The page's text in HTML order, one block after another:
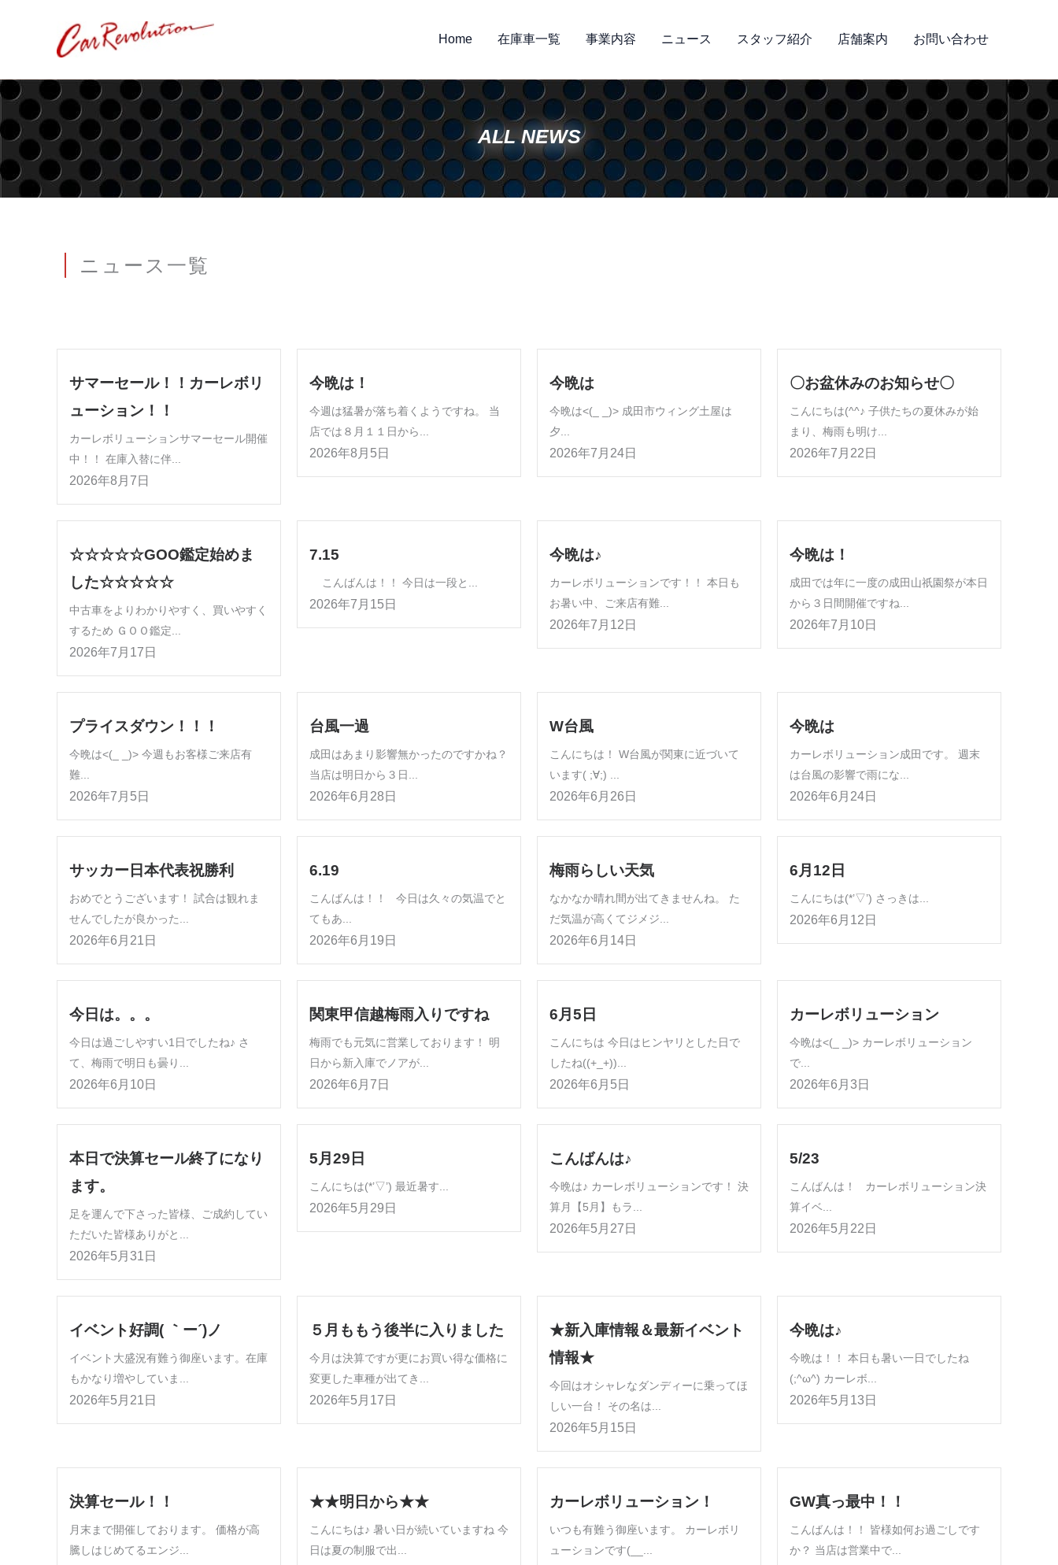
ス
キ
ッ
Home 在庫車一覧 事業内容 ニュース スタッフ紹介 店舗案内 お問い合わせ
ALL NEWS
ニュース一覧
サマーセール！！カーレボリ
ューション！！
カーレボリューションサマーセール開催
中！！ 在庫入替に伴...
2026年8月7日
今晩は！
今週は猛暑が落ち着くようですね。 当
店では８月１１日から...
2026年8月5日
今晩は
今晩は<(_ _)> 成田市ウィング土屋は
夕...
2026年7月24日
〇お盆休みのお知らせ〇
こんにちは(^^♪ 子供たちの夏休みが始
まり、梅雨も明け...
2026年7月22日
☆☆☆☆☆GOO鑑定始めま
した☆☆☆☆☆
中古車をよりわかりやすく、買いやすく
するため ＧＯＯ鑑定...
2026年7月17日
7.15
こんばんは！！ 今日は一段と...
2026年7月15日
今晩は♪
カーレボリューションです！！ 本日も
お暑い中、ご来店有難...
2026年7月12日
今晩は！
成田では年に一度の成田山祇園祭が本日
から３日間開催ですね...
2026年7月10日
プライスダウン！！！
今晩は<(_ _)> 今週もお客様ご来店有
難...
2026年7月5日
台風一過
成田はあまり影響無かったのですかね？
当店は明日から３日...
2026年6月28日
W台風
こんにちは！ W台風が関東に近づいて
います( ;∀;) ...
2026年6月26日
今晩は
カーレボリューション成田です。 週末
は台風の影響で雨にな...
2026年6月24日
サッカー日本代表祝勝利
おめでとうございます！ 試合は観れま
せんでしたが良かった...
2026年6月21日
6.19
こんばんは！！ 今日は久々の気温でと
てもあ...
2026年6月19日
梅雨らしい天気
なかなか晴れ間が出てきませんね。 た
だ気温が高くてジメジ...
2026年6月14日
6月12日
こんにちは(*’▽’) さっきは...
2026年6月12日
今日は。。。
今日は過ごしやすい1日でしたね♪ さ
て、梅雨で明日も曇り...
2026年6月10日
関東甲信越梅雨入りですね
梅雨でも元気に営業しております！ 明
日から新入庫でノアが...
2026年6月7日
6月5日
こんにちは 今日はヒンヤリとした日で
したね((+_+))...
2026年6月5日
カーレボリューション
今晩は<(_ _)> カーレボリューション
で...
2026年6月3日
本日で決算セール終了になり
ます。
足を運んで下さった皆様、ご成約してい
ただいた皆様ありがと...
2026年5月31日
5月29日
こんにちは(*’▽’) 最近暑す...
2026年5月29日
こんばんは♪
今晩は♪ カーレボリューションです！ 決
算月【5月】もラ...
2026年5月27日
5/23
こんばんは！ カーレボリューション決
算イベ...
2026年5月22日
イベント好調( ｀ー´)ノ
イベント大盛況有難う御座います。在庫
もかなり増やしていま...
2026年5月21日
５月ももう後半に入りました
今月は決算ですが更にお買い得な価格に
変更した車種が出てき...
2026年5月17日
★新入庫情報＆最新イベント
情報★
今回はオシャレなダンディーに乗ってほ
しい一台！ その名は...
2026年5月15日
今晩は♪
今晩は！！ 本日も暑い一日でしたね
(;^ω^) カーレボ...
2026年5月13日
決算セール！！
月末まで開催しております。 価格が高
騰しはじめてるエンジ...
★★明日から★★
こんにちは♪ 暑い日が続いていますね 今
日は夏の制服で出...
カーレボリューション！
いつも有難う御座います。 カーレボリ
ューションです(__...
GW真っ最中！！
こんばんは！！ 皆様如何お過ごしです
か？ 当店は営業中で...